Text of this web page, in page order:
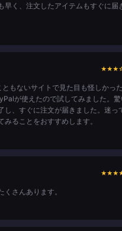
早く、注文したアイテムもすぐに届
★★★
もないサイトで見た目も怪しかっ
が使えたので試してみました。
し、すぐに注文が届きました。迷っ
ることをおすすめします。
★★★
さんあります。